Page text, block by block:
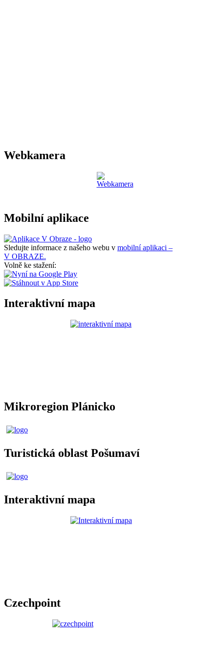
Webkamera
Mobilní aplikace
Sledujte informace z našeho webu v mobilní aplikaci –
V OBRAZE.
Volně ke stažení:
Interaktivní mapa
Mikroregion Plánicko
Turistická oblast Pošumaví
Interaktivní mapa
Czechpoint